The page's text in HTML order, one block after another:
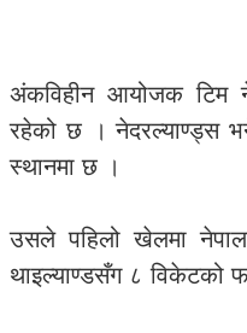
अंकविहीन आयोजक टिम
रहेको छ । नेदरल्याण्ड्स
स्थानमा छ ।
उसले पहिलो खेलमा
थाइल्याण्डसँग ८ विकेटको